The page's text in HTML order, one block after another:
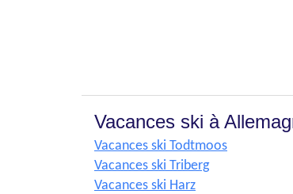
Vacances ski à
Vacances ski Todtmoos
Vacances ski Triberg
Vacances ski Harz